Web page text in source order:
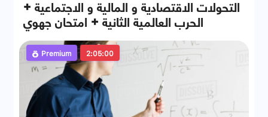
التحولات الاقتصادية و المالية و الاجتماعية +
الحرب العالمية الثانية + امتحان جهوي
Premium 2:05:00